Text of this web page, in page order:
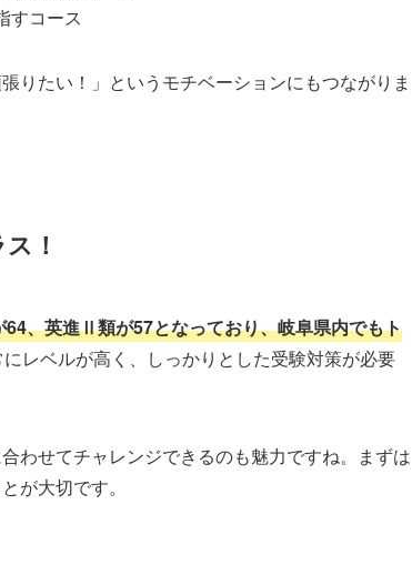
すコース
りたい！」というモチベーションにもつながりま
！
、英進Ⅱ類が57となっており、岐阜県内でもト
レベルが高く、しっかりとした受験対策が必要
わせてチャレンジできるのも魅力ですね。まずは
が大切です。